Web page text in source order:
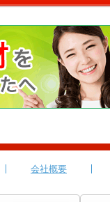
会社概要